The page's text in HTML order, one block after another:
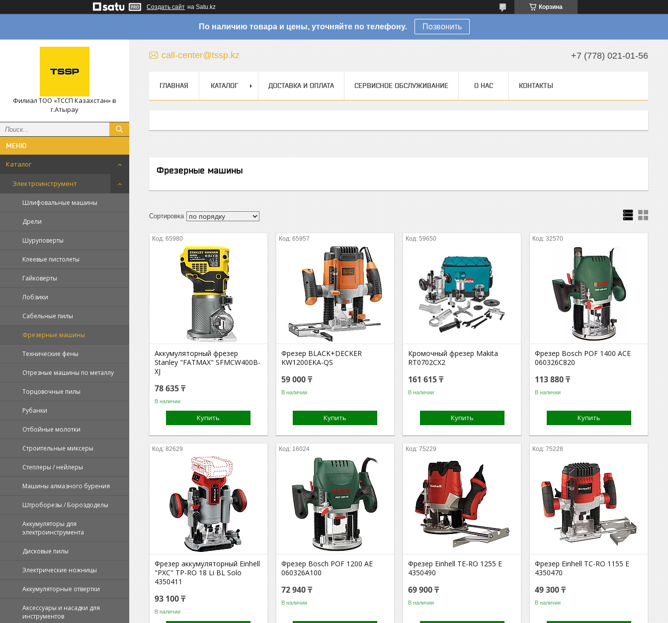
Создать сайт на Satu.kz Корзина
По наличию товара и цены, уточняйте по телефону. Позвонить
Филиал ТОО «ТССП Казахстан» в
г.Атырау
Каталог
Электроинструмент
Шлифовальные машины
Дрели
Шуруповерты
Клеевые пистолеты
Гайковерты
Лобзики
Сабельные пилы
Фрезерные машины
Технические фены
Отрезные машины по металлу
Торцовочные пилы
Рубанки
Отбойные молотки
Строительные миксеры
Степлеры / нейлеры
Машины алмазного бурения
Штроборезы / Бороздоделы
Аккумуляторы для
электроинструмента
Дисковые пилы
Электрические ножницы
Аккумуляторные отвертки
Аксессуары и насадки для
инструментов
call-center@tssp.kz +7 (778) 021-01-56
ГЛАВНАЯ КАТАЛОГ ДОСТАВКА И ОПЛАТА СЕРВИСНОЕ ОБСЛУЖИВАНИЕ О НАС КОНТАКТЫ
Фрезерные машины
65980
Аккумуляторный фрезер
Stanley "FATMAX" SFMCW400B-
XJ
78 635 ₸
В наличии
Купить
65957
Фрезер BLACK+DECKER
KW1200EKA-QS
59 000 ₸
В наличии
Купить
59650
Кромочный фрезер Makita
RT0702CX2
161 615 ₸
В наличии
Купить
32570
Фрезер Bosch POF 1400 ACE
060326C820
113 880 ₸
В наличии
Купить
82629
Фрезер аккумуляторный Einhell
"PXC" TP-RO 18 Li BL Solo
4350411
93 100 ₸
В наличии
16024
Фрезер Bosch POF 1200 AE
060326A100
72 940 ₸
В наличии
75229
Фрезер Einhell TE-RO 1255 E
4350490
69 900 ₸
В наличии
75228
Фрезер Einhell TC-RO 1155 E
4350470
49 300 ₸
В наличии